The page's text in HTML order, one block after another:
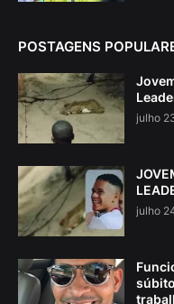
POSTAGENS
julho
julho